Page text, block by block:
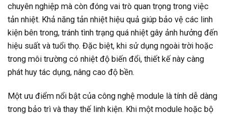
chuyên nghiệp mà còn đóng vai trò quan trọng trong việc
tản nhiệt. Khả năng tản nhiệt hiệu quả giúp bảo vệ các linh
kiện bên trong, tránh tình trạng quá nhiệt gây ảnh hưởng đến
hiệu suất và tuổi thọ. Đặc biệt, khi sử dụng ngoài trời hoặc
trong môi trường có nhiệt độ biến đổi, thiết kế này càng
phát huy tác dụng, nâng cao độ bền.
Một ưu điểm nổi bật của công nghệ module là tính dễ dàng
trong bảo trì và thay thế linh kiện. Khi một module hoặc bộ